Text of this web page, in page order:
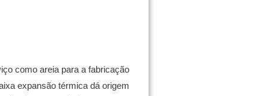
como areia para a fabricação
expansão térmica dá origem